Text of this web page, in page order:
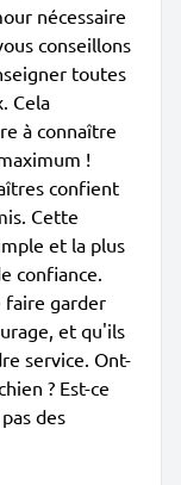
nécessaire
conseillons
toutes
Cela
à connaître
!
confient
Cette
et la plus
confiance.
faire garder
et qu'ils
service. Ont-
? Est-ce
des